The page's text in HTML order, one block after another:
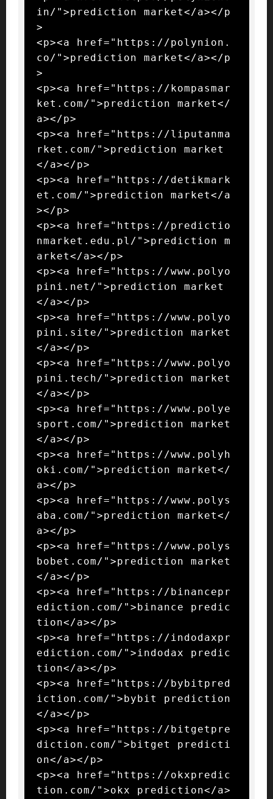
in/">prediction market</a></p
>
<p><a href="https://polynion.
co/">prediction market</a></p
>
<p><a href="https://kompasmar
ket.com/">prediction market</
a></p>
<p><a href="https://liputanma
rket.com/">prediction market
</a></p>
<p><a href="https://detikmark
et.com/">prediction market</a
></p>
<p><a href="https://predictio
nmarket.edu.pl/">prediction m
arket</a></p>
<p><a href="https://www.polyo
pini.net/">prediction market
</a></p>
<p><a href="https://www.polyo
pini.site/">prediction market
</a></p>
<p><a href="https://www.polyo
pini.tech/">prediction market
</a></p>
<p><a href="https://www.polye
sport.com/">prediction market
</a></p>
<p><a href="https://www.polyh
oki.com/">prediction market</
a></p>
<p><a href="https://www.polys
aba.com/">prediction market</
a></p>
<p><a href="https://www.polys
bobet.com/">prediction market
</a></p>
<p><a href="https://binancepr
ediction.com/">binance predic
tion</a></p>
<p><a href="https://indodaxpr
ediction.com/">indodax predic
tion</a></p>
<p><a href="https://bybitpred
iction.com/">bybit prediction
</a></p>
<p><a href="https://bitgetpre
diction.com/">bitget predicti
on</a></p>
<p><a href="https://okxpredic
tion.com/">okx prediction</a>